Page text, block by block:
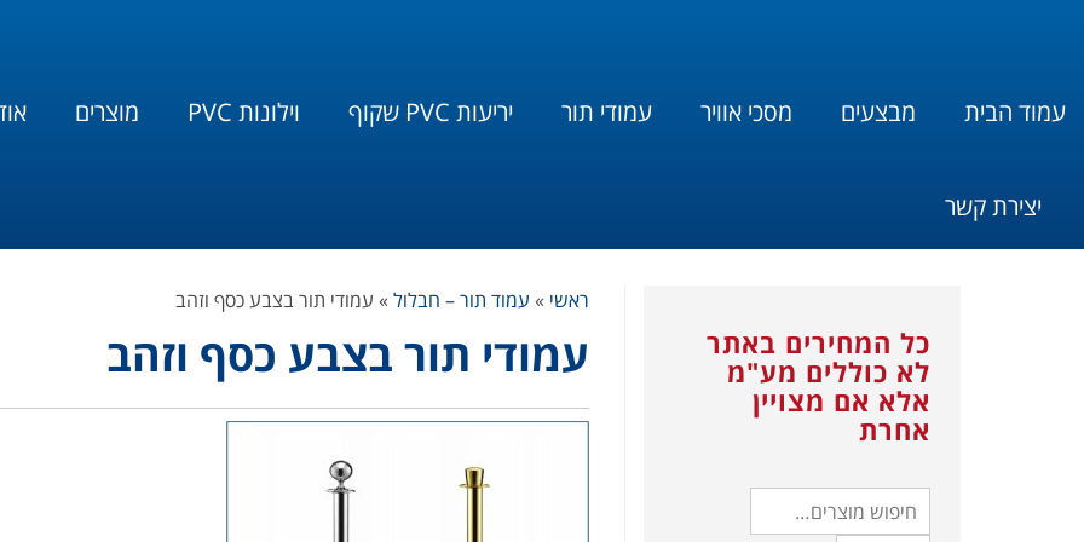
עמוד הבית מבצעים מסכי אוויר עמודי תור יריעות PVC שקוף וילונות PVC מוצרים
יצירת קשר
ראשי » עמוד תור – חבלול » עמודי תור בצבע כסף וזהב
עמודי תור בצבע כסף וזהב
כל המחירים באתר
לא כוללים מע"מ
אלא אם מצויין
אחרת